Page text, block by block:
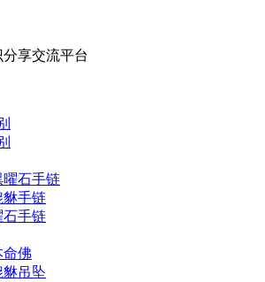
享交流平台
曜石手链
貅手链
石手链
命佛
吊坠